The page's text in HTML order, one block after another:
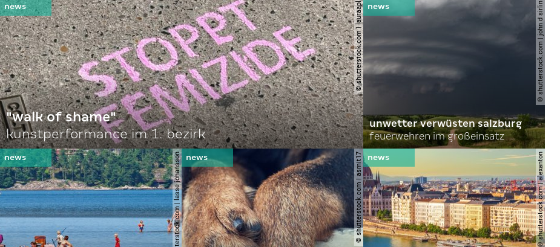
© shutterstock.com | lauraapl
"walk of shame"
kunstperformance im 1. bezirk
© shutterstock.com | john d sirlin
unwetter verwüsten salzburg
feuerwehren im großeinsatz
© shutterstock.com | lasse johansson © shutterstock.com | asmit17 © shutterstock.com | alexanton